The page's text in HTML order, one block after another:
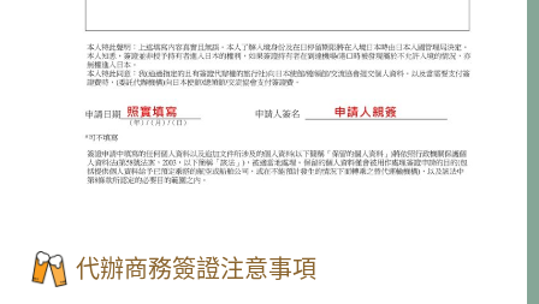
代辦商務簽證注意事項